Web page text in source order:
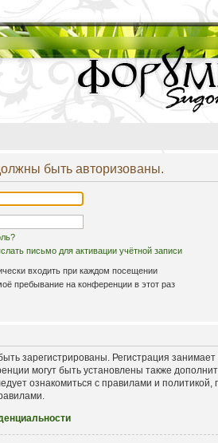
быть авторизованы.
письмо для активации учётной записи
входить при каждом посещении
пребывание на конференции в этот раз
зарегистрированы. Регистрация
могут быть установлены также
ознакомиться с правилами и